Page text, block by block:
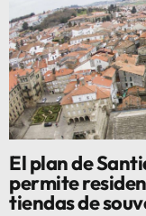
El plan de
permite
tiendas de